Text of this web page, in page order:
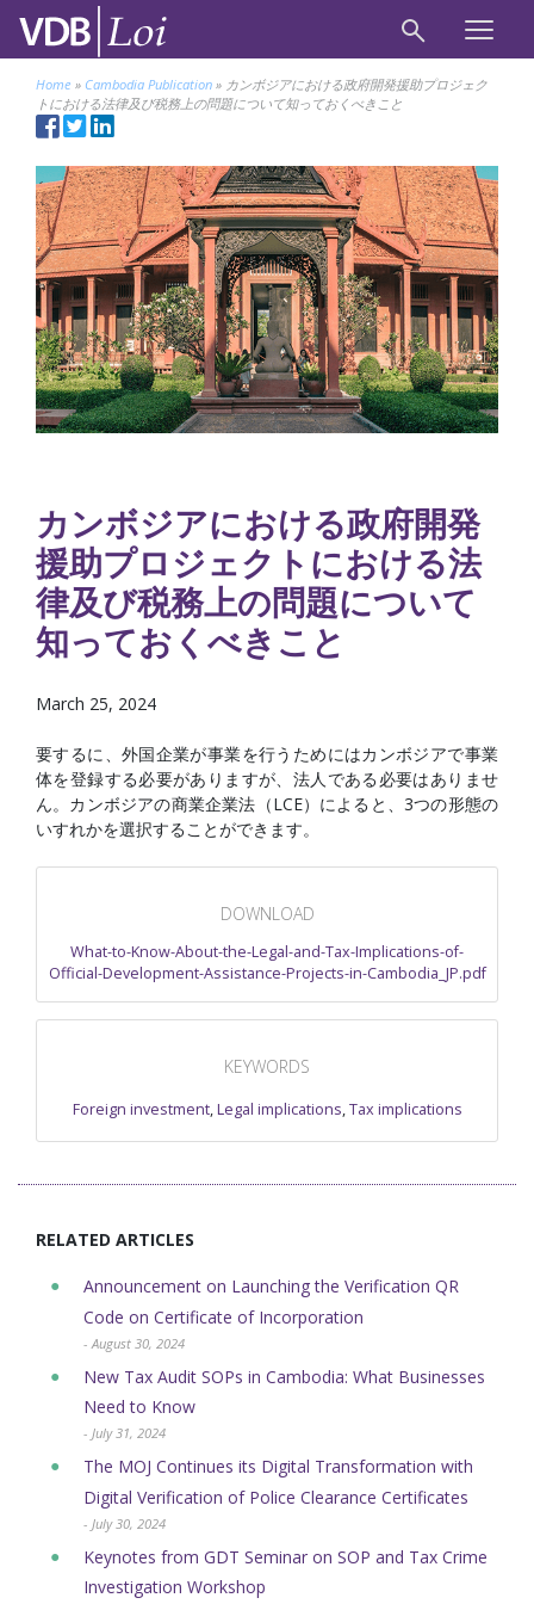
Home » Cambodia Publication » カンボジアにおける政府開発援助プロジェク
トにおける法律及び税務上の問題について知っておくべきこと
カンボジアにおける政府開発
援助プロジェクトにおける法
律及び税務上の問題について
知っておくべきこと
March 25, 2024
要するに、外国企業が事業を行うためにはカンボジアで事業
体を登録する必要がありますが、法人である必要はありませ
ん。カンボジアの商業企業法（LCE）によると、3つの形態の
いすれかを選択することができます。
DOWNLOAD
What-to-Know-About-the-Legal-and-Tax-Implications-of-
Official-Development-Assistance-Projects-in-Cambodia_JP.pdf
KEYWORDS
Foreign investment,Legal implications,Tax implications
RELATED ARTICLES
Announcement on Launching the Verification QR
Code on Certificate of Incorporation
- August 30, 2024
New Tax Audit SOPs in Cambodia: What Businesses
Need to Know
- July 31, 2024
The MOJ Continues its Digital Transformation with
Digital Verification of ​Police Clearance Certificates
- July 30, 2024
Keynotes from GDT Seminar on SOP and Tax Crime
Investigation Workshop